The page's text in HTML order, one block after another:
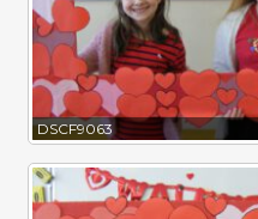
DSCF9063